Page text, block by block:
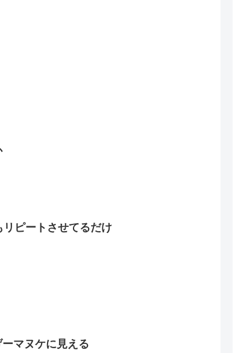
ピートさせてるだけ
マヌケに見える